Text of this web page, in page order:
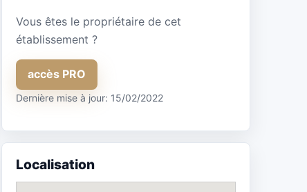
Vous êtes le propriétaire de cet
établissement ?
accès PRO
Dernière mise à jour: 15/02/2022
Localisation